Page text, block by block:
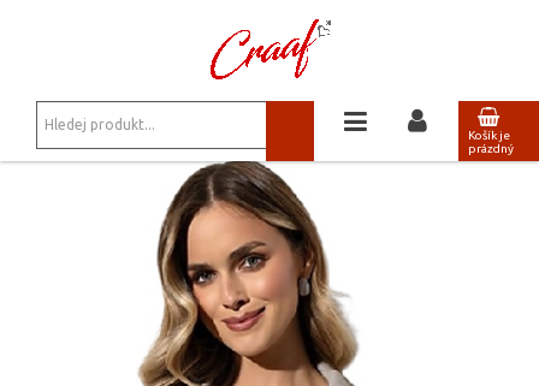
Košík je
prázdný
SAKA, BLEJZRY